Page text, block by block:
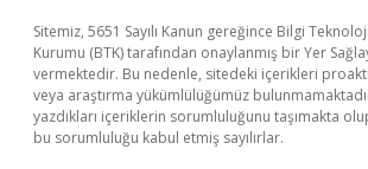
Sitemiz, 5651 Sayılı Kanun gereğince Bilgi
Kurumu (BTK) tarafından onaylanmış bir Yer
vermektedir. Bu nedenle, sitedeki içerikleri
veya araştırma yükümlülüğümüz
yazdıkları içeriklerin sorumluluğunu taşımakta
bu sorumluluğu kabul etmiş sayılırlar.